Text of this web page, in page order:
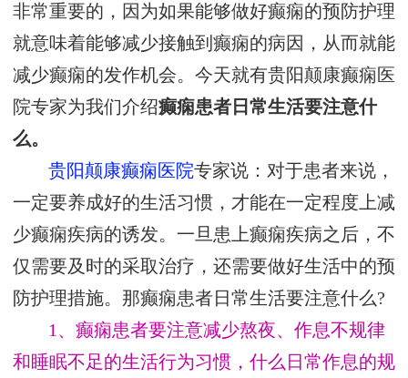
非常重要的，因为如果能够做好癫痫的预防护理
就意味着能够减少接触到癫痫的病因，从而就能
减少癫痫的发作机会。今天就有贵阳颠康癫痫医
院专家为我们介绍癫痫患者日常生活要注意什
么。
贵阳颠康癫痫医院专家说：对于患者来说，
一定要养成好的生活习惯，才能在一定程度上减
少癫痫疾病的诱发。一旦患上癫痫疾病之后，不
仅需要及时的采取治疗，还需要做好生活中的预
防护理措施。那癫痫患者日常生活要注意什么?
1、癫痫患者要注意减少熬夜、作息不规律
和睡眠不足的生活行为习惯，什么日常作息的规